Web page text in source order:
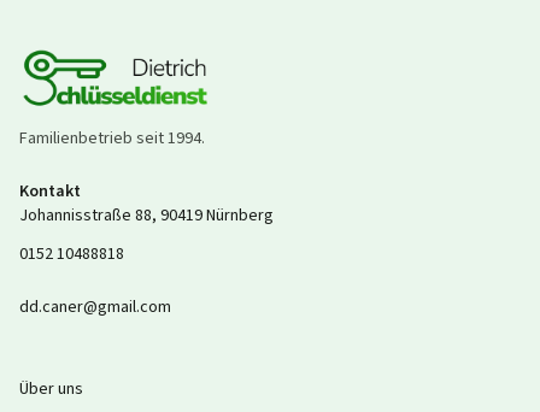
Familienbetrieb seit1994.
Kontakt
Johannisstraße 88, 90419Nürnberg
0152 10488818
dd.caner@gmail.com
Über uns